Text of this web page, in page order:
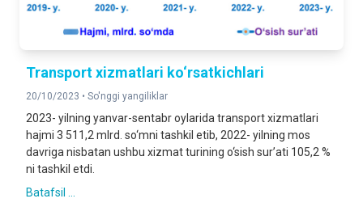
Transport xizmatlari ko‘rsatkichlari
20/10/2023 • So'nggi yangiliklar
2023- yilning yanvar-sentabr oylarida transport xizmatlari
hajmi 3 511,2 mlrd. so‘mni tashkil etib, 2022- yilning mos
davriga nisbatan ushbu xizmat turining o‘sish sur’ati 105,2 %
ni tashkil etdi.
Batafsil ...